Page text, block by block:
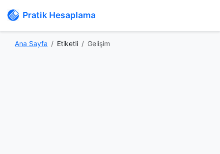
Pratik Hesaplama
Ana Sayfa Etiketli Gelişim